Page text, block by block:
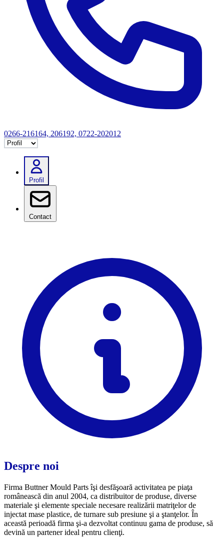
0266-216164, 206192, 0722-202012
Selectează tab
Profil
Contact
Despre noi
Firma Buttner Mould Parts îşi desfăşoară activitatea pe piaţa
românească din anul 2004, ca distribuitor de produse, diverse
materiale şi elemente speciale necesare realizării matriţelor de
injectat mase plastice, de turnare sub presiune şi a ştanţelor. În
această perioadă firma şi-a dezvoltat continuu gama de produse, să
devină un partener ideal pentru clienţi.